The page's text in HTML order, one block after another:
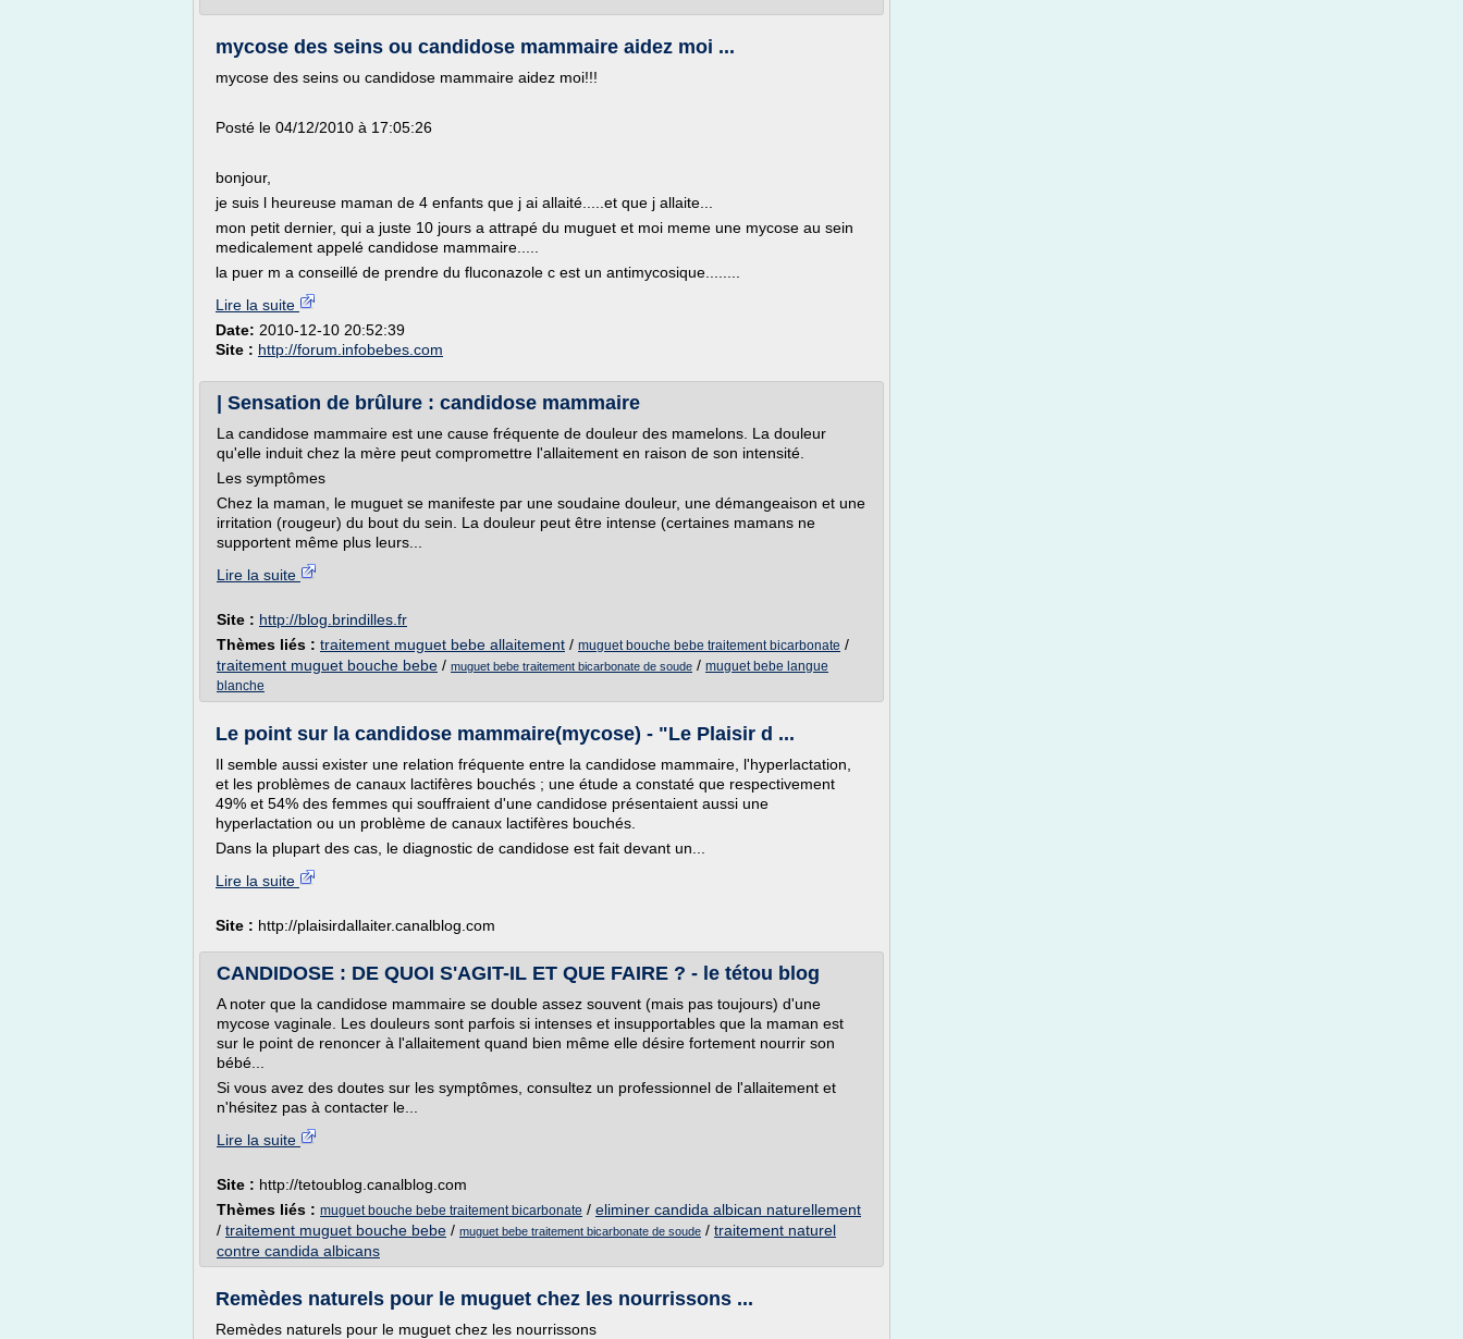
mycose des seins ou candidose mammaire aidez moi ...
mycose des seins ou candidose mammaire aidez moi!!!
Posté le 04/12/2010 à 17:05:26
bonjour,
je suis l heureuse maman de 4 enfants que j ai allaité.....et que j allaite...
mon petit dernier, qui a juste 10 jours a attrapé du muguet et moi meme une mycose au sein
medicalement appelé candidose mammaire.....
la puer m a conseillé de prendre du fluconazole c est un antimycosique........
Lire la suite
Date: 2010-12-10 20:52:39
Site : http://forum.infobebes.com
| Sensation de brûlure : candidose mammaire
La candidose mammaire est une cause fréquente de douleur des mamelons. La douleur
qu'elle induit chez la mère peut compromettre l'allaitement en raison de son intensité.
Les symptômes
Chez la maman, le muguet se manifeste par une soudaine douleur, une démangeaison et une
irritation (rougeur) du bout du sein. La douleur peut être intense (certaines mamans ne
supportent même plus leurs...
Lire la suite
Site : http://blog.brindilles.fr
Thèmes liés : traitement muguet bebe allaitement / muguet bouche bebe traitement bicarbonate /
traitement muguet bouche bebe / muguet bebe traitement bicarbonate de soude / muguet bebe langue
blanche
Le point sur la candidose mammaire(mycose) - "Le Plaisir d ...
Il semble aussi exister une relation fréquente entre la candidose mammaire, l'hyperlactation,
et les problèmes de canaux lactifères bouchés ; une étude a constaté que respectivement
49% et 54% des femmes qui souffraient d'une candidose présentaient aussi une
hyperlactation ou un problème de canaux lactifères bouchés.
Dans la plupart des cas, le diagnostic de candidose est fait devant un...
Lire la suite
Site : http://plaisirdallaiter.canalblog.com
CANDIDOSE : DE QUOI S'AGIT-IL ET QUE FAIRE ? - le tétou blog
A noter que la candidose mammaire se double assez souvent (mais pas toujours) d'une
mycose vaginale. Les douleurs sont parfois si intenses et insupportables que la maman est
sur le point de renoncer à l'allaitement quand bien même elle désire fortement nourrir son
bébé...
Si vous avez des doutes sur les symptômes, consultez un professionnel de l'allaitement et
n'hésitez pas à contacter le...
Lire la suite
Site : http://tetoublog.canalblog.com
Thèmes liés : muguet bouche bebe traitement bicarbonate / eliminer candida albican naturellement
/ traitement muguet bouche bebe / muguet bebe traitement bicarbonate de soude / traitement naturel
contre candida albicans
Remèdes naturels pour le muguet chez les nourrissons ...
Remèdes naturels pour le muguet chez les nourrissons